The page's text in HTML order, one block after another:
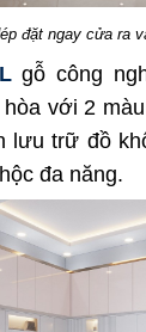
đặt ngay cửa ra
gỗ công
với 2
lưu trữ đồ
đa năng.